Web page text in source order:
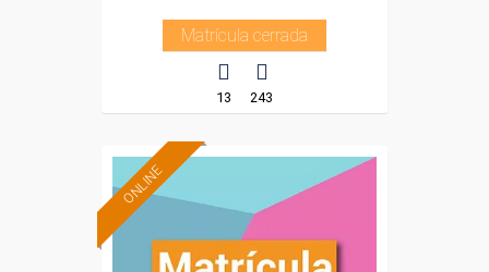
Matrícula cerrada
13 243
ONLINE